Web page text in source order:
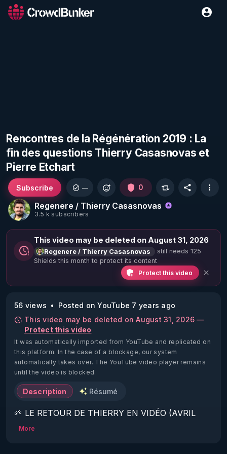
Rencontres de la Régénération 2019 : La
fin des questions Thierry Casasnovas et
Pierre Etchart
Regenere / Thierry Casasnovas
3.5 k subscribers
Subscribe — 0
This video may be deleted on August 31, 2026
Regenere / Thierry Casasnovas
still needs 125
Shields this month to protect its content
Protect this video
56 views
Posted on YouTube 7 years ago
This video may be deleted on August 31, 2026 —
Protect this video
It was automatically imported from YouTube and replicated on
this platform. In the case of a blockage, our system
automatically takes over. The YouTube video player remains
until the video is blocked.
Description Résumé
🌱 LE RETOUR DE THIERRY EN VIDÉO (AVRIL
2022)!
More